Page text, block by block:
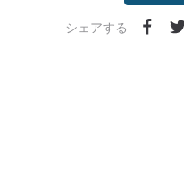
シェアする